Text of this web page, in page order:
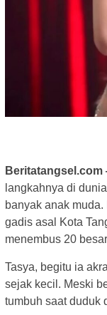
langkahnya di
banyak anak
gadis asal Kota
menembus 20
Tasya, begitu ia
sejak kecil. Meski
tumbuh saat duduk